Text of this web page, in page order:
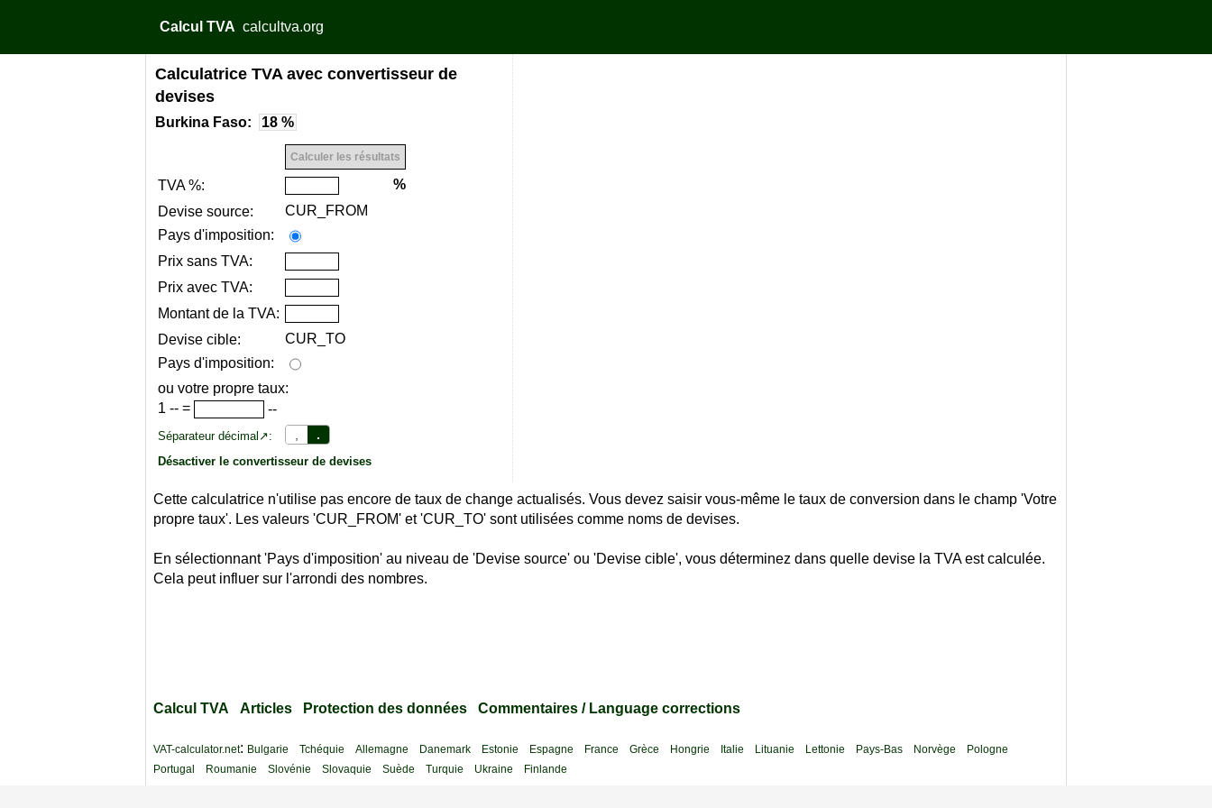
Calcul TVA calcultva.org
Calculatrice TVA avec convertisseur de
devises
Burkina Faso: 18 %
TVA %:
%
Devise source:
CUR_FROM
Pays d'imposition:
Prix sans TVA:
Prix avec TVA:
Montant de la TVA:
Devise cible:
CUR_TO
Pays d'imposition:
ou votre propre taux:
1 -- = --
Séparateur décimal↗: .
Désactiver le convertisseur de devises
Cette calculatrice n'utilise pas encore de taux de change actualisés. Vous devez saisir vous-même le taux de conversion dans le champ 'Votre
propre taux'. Les valeurs 'CUR_FROM' et 'CUR_TO' sont utilisées comme noms de devises.
En sélectionnant 'Pays d'imposition' au niveau de 'Devise source' ou 'Devise cible', vous déterminez dans quelle devise la TVA est calculée.
Cela peut influer sur l'arrondi des nombres.
Calcul TVA Articles Protection des données Commentaires / Language corrections
VAT-calculator.net: Bulgarie Tchéquie Allemagne Danemark Estonie Espagne France Grèce Hongrie Italie Lituanie Lettonie Pays-Bas Norvège
Pologne
Portugal
Roumanie Slovénie Slovaquie Suède Turquie Ukraine Finlande